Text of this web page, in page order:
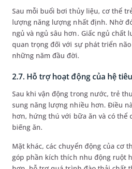
Sau mỗi buổi bơi thủy liệu, cơ thể
lượng năng lượng nhất định. Nhờ
ngủ và ngủ sâu hơn. Giấc ngủ chất
quan trọng đối với sự phát triển
những năm đầu đời.
2.7. Hỗ trợ hoạt động của hệ
Sau khi vận động trong nước, trẻ
sung năng lượng nhiều hơn. Điều
hơn, hứng thú với bữa ăn và có thể
biếng ăn.
Mặt khác, các chuyển động của cơ
góp phần kích thích nhu động ruột